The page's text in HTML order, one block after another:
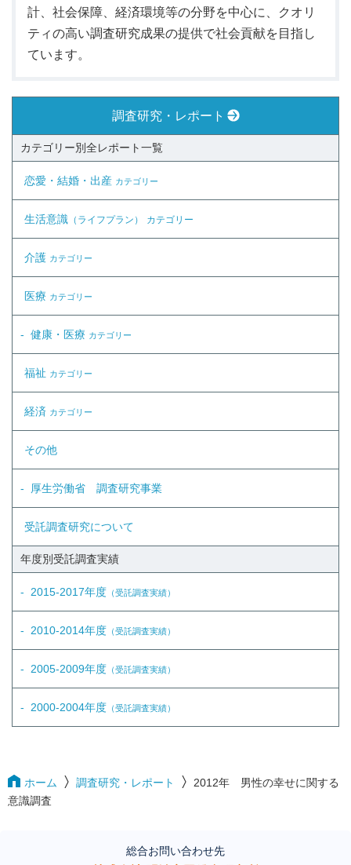
計、社会保障、経済環境等の分野を中心に、クオリ
ティの高い調査研究成果の提供で社会貢献を目指し
ています。
調査研究・レポート
カテゴリー別全レポート一覧
恋愛・結婚・出産 カテゴリー
生活意識 （ライフプラン） カテゴリー
介護 カテゴリー
医療 カテゴリー
健康・医療 カテゴリー
福祉 カテゴリー
経済 カテゴリー
その他
厚生労働省 調査研究事業
受託調査研究について
年度別受託調査実績
2015-2017年度 （受託調査実績）
2010-2014年度 （受託調査実績）
2005-2009年度 （受託調査実績）
2000-2004年度 （受託調査実績）
ホーム 調査研究・レポート
2012年 男性の幸せに関する
意識調査
総合お問い合わせ先